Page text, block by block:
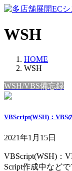
コ
テ
ン
キ
ッ
ナ
ゲ
ー
に
移
WSH
HOME
WSH
WSH/VBS備忘録
VBScript(WSH)：
2021年1月15日
VBScript(WSH)：
Script作成中など